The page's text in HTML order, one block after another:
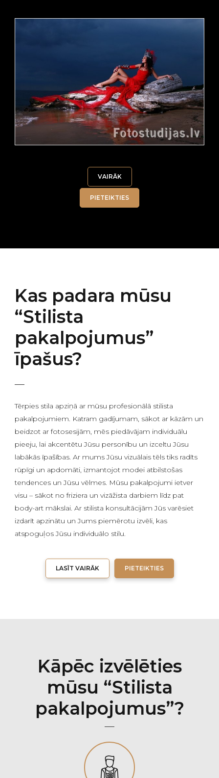
VAIRĀK
PIETEIKTIES
Kas padara mūsu
“Stilista
pakalpojumus”
īpašus?
Tērpies stila apziņā ar mūsu profesionālā stilista
pakalpojumiem. Katram gadījumam, sākot ar kāzām un
beidzot ar fotosesijām, mēs piedāvājam individuālu
pieeju, lai akcentētu Jūsu personību un izceltu Jūsu
labākās īpašības. Ar mums Jūsu vizuālais tēls tiks radīts
rūpīgi un apdomāti, izmantojot modei atbilstošas
tendences un Jūsu vēlmes. Mūsu pakalpojumi ietver
visu – sākot no friziera un vizāžista darbiem līdz pat
body-art mākslai. Ar stilista konsultācijām Jūs varēsiet
izdarīt apzinātu un Jums piemērotu izvēli, kas
atspoguļos Jūsu individuālo stilu.
LASĪT VAIRĀK PIETEIKTIES
Kāpēc izvēlēties
mūsu “Stilista
pakalpojumus”?